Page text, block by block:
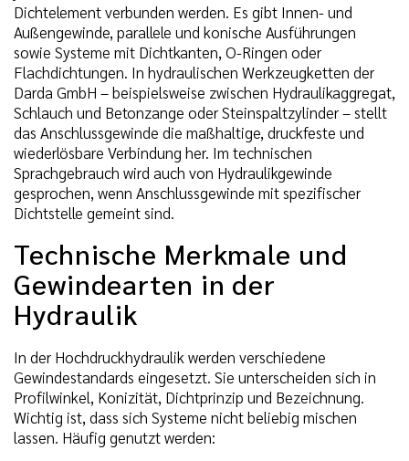
Dichtelement verbunden werden. Es gibt Innen- und
Außengewinde, parallele und konische Ausführungen
sowie Systeme mit Dichtkanten, O-Ringen oder
Flachdichtungen. In hydraulischen Werkzeugketten der
Darda GmbH – beispielsweise zwischen Hydraulikaggregat,
Schlauch und Betonzange oder Steinspaltzylinder – stellt
das Anschlussgewinde die maßhaltige, druckfeste und
wiederlösbare Verbindung her. Im technischen
Sprachgebrauch wird auch von Hydraulikgewinde
gesprochen, wenn Anschlussgewinde mit spezifischer
Dichtstelle gemeint sind.
Technische Merkmale und
Gewindearten in der
Hydraulik
In der Hochdruckhydraulik werden verschiedene
Gewindestandards eingesetzt. Sie unterscheiden sich in
Profilwinkel, Konizität, Dichtprinzip und Bezeichnung.
Wichtig ist, dass sich Systeme nicht beliebig mischen
lassen. Häufig genutzt werden: